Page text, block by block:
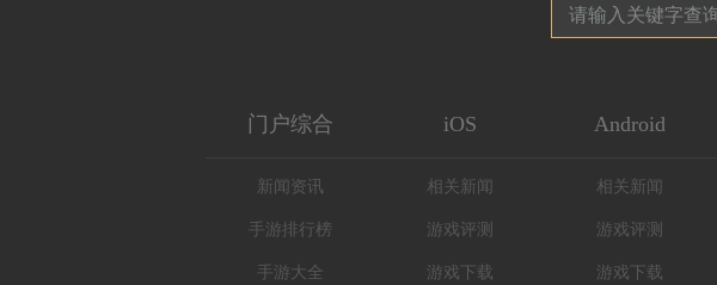
门户综合
新闻资讯
手游排行榜
手游大全
iOS
相关新闻
游戏评测
游戏下载
Android
相关新闻
游戏评测
游戏下载